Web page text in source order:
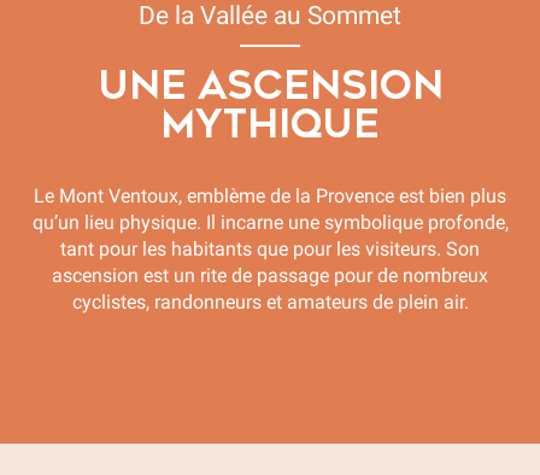
De la Vallée au Sommet
UNE ASCENSION
MYTHIQUE
Le Mont Ventoux, emblème de la Provence est bien plus
qu’un lieu physique. Il incarne une symbolique profonde,
tant pour les habitants que pour les visiteurs. Son
ascension est un rite de passage pour de nombreux
cyclistes, randonneurs et amateurs de plein air.